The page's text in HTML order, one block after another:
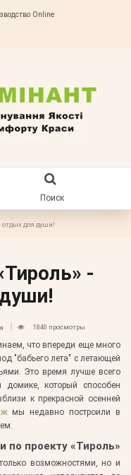
Online
Поиск
отдых для души!
-
1840 просмотры
что впереди еще много
"бабьего лета" с летающей
Это время лучше всего
который способен
к прекрасной осенней
мы недавно построили в
по проекту «Тироль»
возможностями, но и